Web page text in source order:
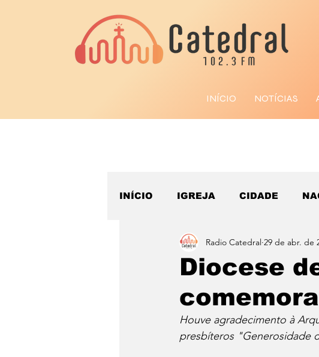
INÍCIO NOTÍCIAS
INÍCIO IGREJA CIDADE
ESPORTE
Diocese
Radio Catedral 29 de abr. de
Houve agradecimento à
presbíteros "Generosidade